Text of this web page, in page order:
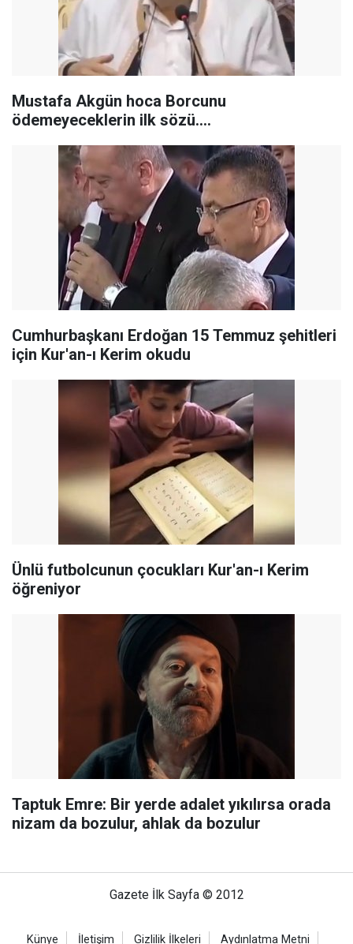
Mustafa Akgün hoca Borcunu
ödemeyeceklerin ilk sözü....
Cumhurbaşkanı Erdoğan 15 Temmuz şehitleri
için Kur'an-ı Kerim okudu
Ünlü futbolcunun çocukları Kur'an-ı Kerim
öğreniyor
Taptuk Emre: Bir yerde adalet yıkılırsa orada
nizam da bozulur, ahlak da bozulur
Gazete İlk Sayfa © 2012
Künye İletişim Gizlilik İlkeleri Aydınlatma Metni